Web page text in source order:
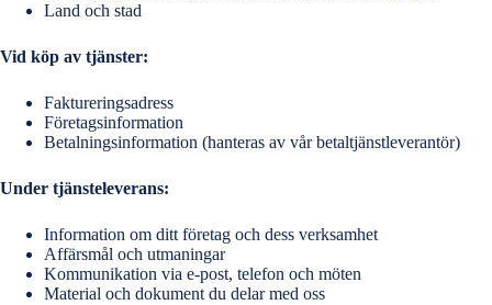
Land och stad
Vid köp av tjänster:
Faktureringsadress
Företagsinformation
Betalningsinformation (hanteras av vår betaltjänstleverantör)
Under tjänsteleverans:
Information om ditt företag och dess verksamhet
Affärsmål och utmaningar
Kommunikation via e-post, telefon och möten
Material och dokument du delar med oss